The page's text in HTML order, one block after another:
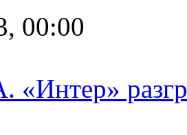
00:00
«Интер»